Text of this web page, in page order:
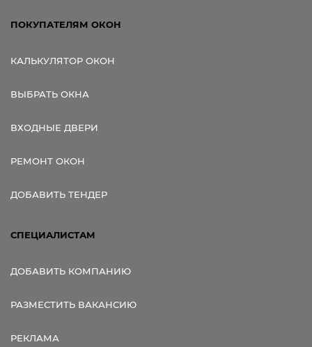
ПОКУПАТЕЛЯМ ОКОН
КАЛЬКУЛЯТОР ОКОН
ВЫБРАТЬ ОКНА
ВХОДНЫЕ ДВЕРИ
РЕМОНТ ОКОН
ДОБАВИТЬ ТЕНДЕР
СПЕЦИАЛИСТАМ
ДОБАВИТЬ КОМПАНИЮ
РАЗМЕСТИТЬ ВАКАНСИЮ
РЕКЛАМА